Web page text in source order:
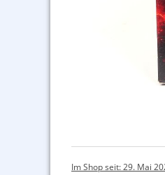
Im Shop seit: 29. Mai